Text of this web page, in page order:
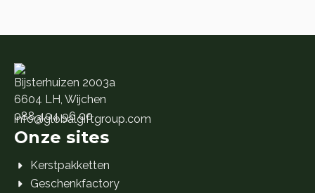
Bijsterhuizen 2003a
6604 LH, Wijchen
088 404 96 00
info@globalgiftgroup.com
Onze sites
Kerstpakketten
Geschenkfactory